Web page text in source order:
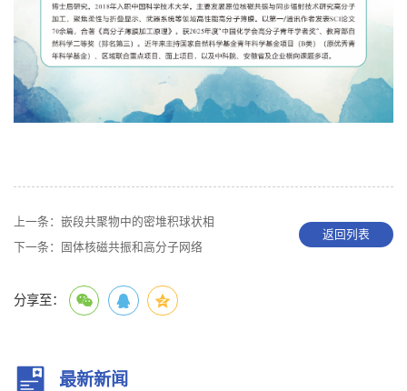
上一条： 嵌段共聚物中的密堆积球状相
下一条： 固体核磁共振和高分子网络
返回列表
分享至：
最新新闻